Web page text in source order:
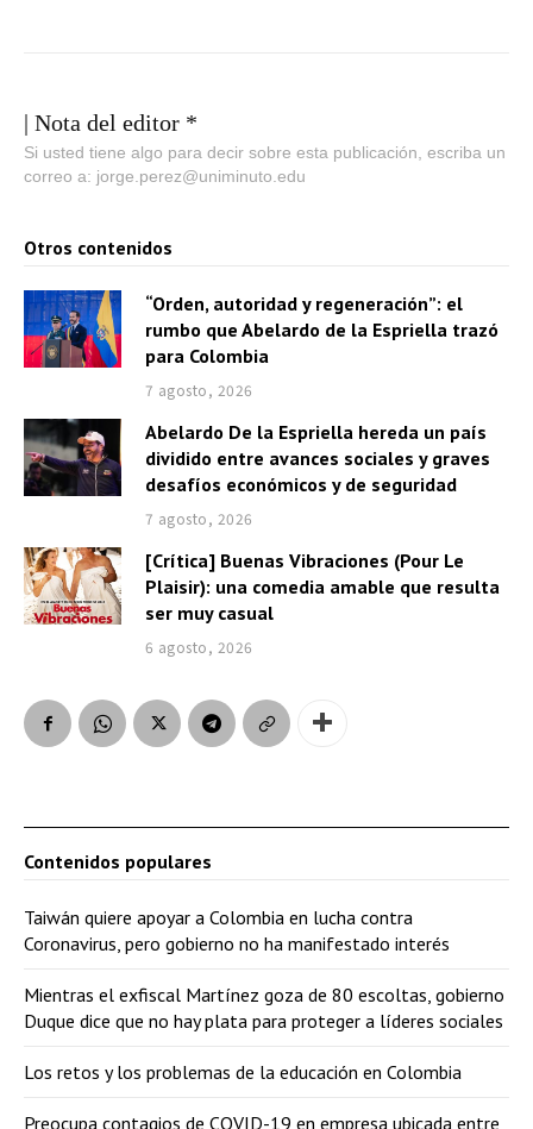
| Nota del editor *
Si usted tiene algo para decir sobre esta publicación, escriba un
correo a: jorge.perez@uniminuto.edu
Otros contenidos
“Orden, autoridad y regeneración”: el
rumbo que Abelardo de la Espriella trazó
para Colombia
7 agosto, 2026
Abelardo De la Espriella hereda un país
dividido entre avances sociales y graves
desafíos económicos y de seguridad
7 agosto, 2026
[Crítica] Buenas Vibraciones (Pour Le
Plaisir): una comedia amable que resulta
ser muy casual
6 agosto, 2026
Contenidos populares
Taiwán quiere apoyar a Colombia en lucha contra
Coronavirus, pero gobierno no ha manifestado interés
Mientras el exfiscal Martínez goza de 80 escoltas, gobierno
Duque dice que no hay plata para proteger a líderes sociales
Los retos y los problemas de la educación en Colombia
Preocupa contagios de COVID-19 en empresa ubicada entre